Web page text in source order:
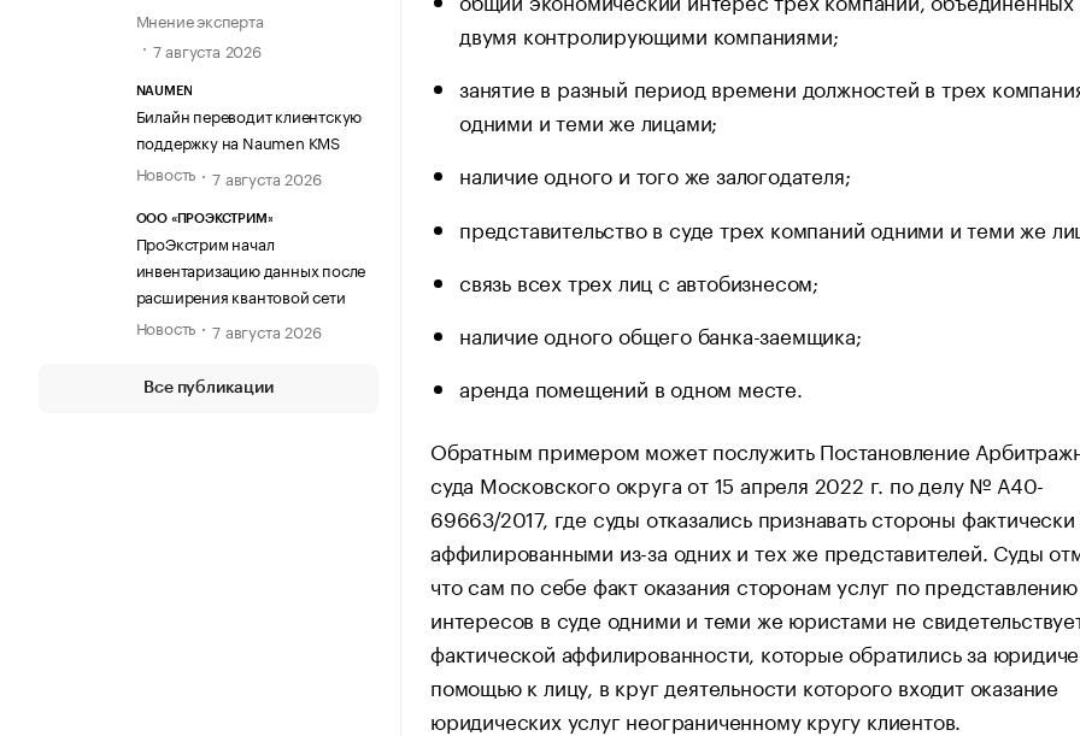
Мнение эксперта
7 августа 2026
NAUMEN
Билайн переводит клиентскую
поддержку на Naumen KMS
Новость
7 августа 2026
ООО «ПРОЭКСТРИМ»
ПроЭкстрим начал
инвентаризацию данных после
расширения квантовой сети
Новость
7 августа 2026
Все публикации
двумя контролирующими компаниями;
занятие в разный период времени должностей в трех
одними и теми же лицами;
наличие одного и того же залогодателя;
представительство в суде трех компаний одними и теми же
связь всех трех лиц с автобизнесом;
наличие одного общего банка-заемщика;
аренда помещений в одном месте.
Обратным примером может послужить Постановление
суда Московского округа от 15 апреля 2022 г. по делу № А40-
69663/2017, где суды отказались признавать стороны фактически
аффилированными из-за одних и тех же представителей. Суды
что сам по себе факт оказания сторонам услуг по представлению
интересов в суде одними и теми же юристами не
фактической аффилированности, которые обратились за
помощью к лицу, в круг деятельности которого входит оказание
юридических услуг неограниченному кругу клиентов.